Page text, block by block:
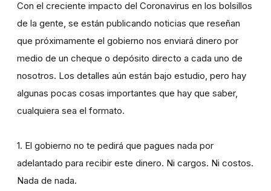
Con el creciente impacto del Coronavirus en los bolsillos
de la gente, se están publicando noticias que reseñan
que próximamente el gobierno nos enviará dinero por
medio de un cheque o depósito directo a cada uno de
nosotros. Los detalles aún están bajo estudio, pero hay
algunas pocas cosas importantes que hay que saber,
cualquiera sea el formato.
1. El gobierno no te pedirá que pagues nada por
adelantado para recibir este dinero. Ni cargos. Ni costos.
Nada de nada.